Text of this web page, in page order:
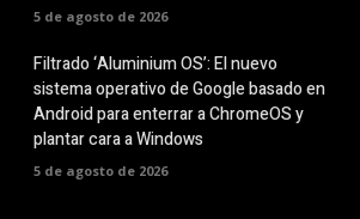
5 de agosto de 2026
Filtrado ‘Aluminium OS’: El nuevo
sistema operativo de Google basado en
Android para enterrar a ChromeOS y
plantar cara a Windows
5 de agosto de 2026